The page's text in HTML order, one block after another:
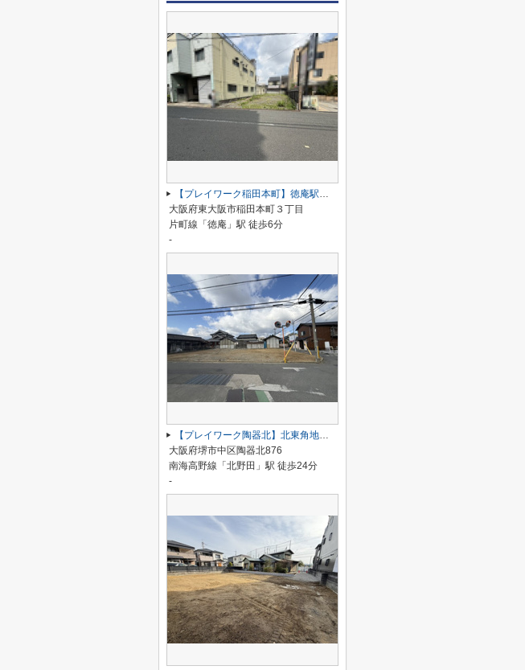
【プレイワーク稲田本町】徳庵駅まで歩6分・土地53坪・前道6ｍ・更地渡し
大阪府東大阪市稲田本町３丁目
片町線「徳庵」駅 徒歩6分
-
【プレイワーク陶器北】北東角地・土地119坪・建築条件なし・更地渡し
大阪府堺市中区陶器北876
南海高野線「北野田」駅 徒歩24分
-